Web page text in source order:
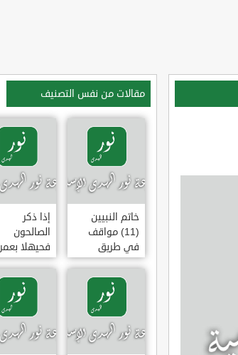
مقالات من نفس التصنيف
خاتم النبيين
(11) مواقف
في طريق
الهجرة
إذا ذكر
الصالحون
فحيهلا بعمر
(خطبة)